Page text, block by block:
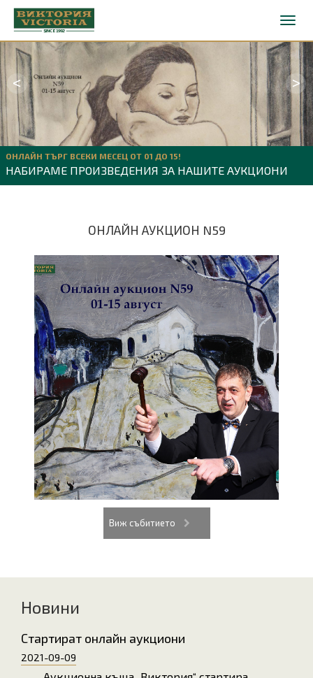
< >
ОНЛАЙН ТЪРГ ВСЕКИ МЕСЕЦ ОТ 01 ДО 15!
НАБИРАМЕ ПРОИЗВЕДЕНИЯ ЗА НАШИТЕ АУКЦИОНИ
ОНЛАЙН АУКЦИОН N59
Виж събитието
Новини
Стартират онлайн аукциони
2021-09-09